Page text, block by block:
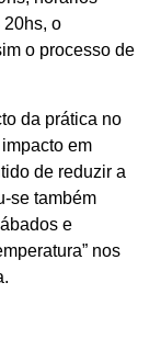
20hs, o
o processo de
da prática no
em
de reduzir a
se também
e
nos